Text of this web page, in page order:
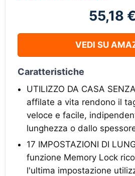
55,18 €
VEDI SU
Caratteristiche
UTILIZZO DA CASA
affilate a vita rendono il
veloce e facile,
lunghezza o dallo
17 IMPOSTAZIONI DI
funzione Memory Lock
l'ultima impostazione